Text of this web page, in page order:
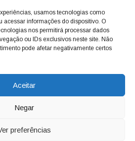
usamos tecnologias como
acessar informações do dispositivo. O
nos permitirá processar dados
ou IDs exclusivos neste site. Não
pode afetar negativamente certos
Aceitar
Negar
preferências
melhores notícias. Nunca
do cidadão, sempre
públicos em busca de melhorias
cobrando resoluções para casos
(19) 3929-6225